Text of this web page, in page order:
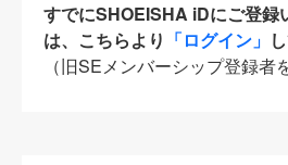
すでにSHOEISHA iDにご登録
は、こちらより 「ログイン」
（旧SEメンバーシップ登録者